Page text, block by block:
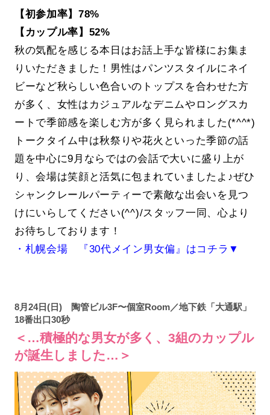
【初参加率】78%
【カップル率】52%
秋の気配を感じる本日はお話上手な皆様にお集ま
りいただきました！男性はパンツスタイルにネイ
ビーなど秋らしい色合いのトップスを合わせた方
が多く、女性はカジュアルなデニムやロングスカ
ートで季節感を楽しむ方が多く見られました(*^^*)
トークタイム中は秋祭りや花火といった季節の話
題を中心に9月ならではの会話で大いに盛り上が
り、会場は笑顔と活気に包まれていましたよ♪ぜひ
シャンクレールパーティーで素敵な出会いを見つ
けにいらしてください(^^)/スタッフ一同、心より
お待ちしております！
・札幌会場 『30代メイン男女偏』はコチラ▼
8月24日(日) 陶管ビル3F〜個室Room／地下鉄「大通駅」
18番出口30秒
＜…積極的な男女が多く、3組のカップル
が誕生しました…＞